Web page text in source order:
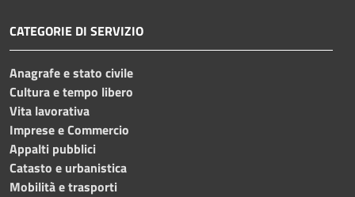
CATEGORIE DI SERVIZIO
Anagrafe e stato civile
Cultura e tempo libero
Vita lavorativa
Imprese e Commercio
Appalti pubblici
Catasto e urbanistica
Mobilità e trasporti